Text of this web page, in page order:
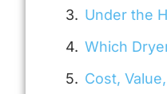
Under the
Which
Cost,